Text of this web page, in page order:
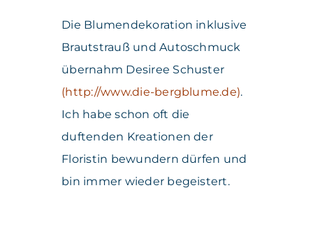
Die Blumendekoration inklusive
Brautstrauß und Autoschmuck
übernahm Desiree Schuster
(http://www.die-bergblume.de).
Ich habe schon oft die
duftenden Kreationen der
Floristin bewundern dürfen und
bin immer wieder begeistert.